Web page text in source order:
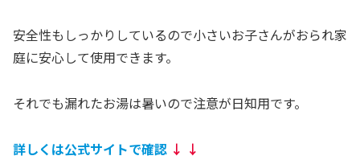
安全性もしっかりしているので小さいお子さんがおられ家
庭に安心して使用できます。
それでも漏れたお湯は暑いので注意が日知用です。
詳しくは公式サイトで確認 ↓ ↓